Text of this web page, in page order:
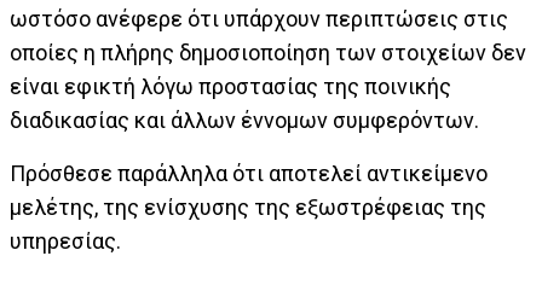
ωστόσο ανέφερε ότι υπάρχουν περιπτώσεις στις
οποίες η πλήρης δημοσιοποίηση των στοιχείων δεν
είναι εφικτή λόγω προστασίας της ποινικής
διαδικασίας και άλλων έννομων συμφερόντων.
Πρόσθεσε παράλληλα ότι αποτελεί αντικείμενο
μελέτης, της ενίσχυσης της εξωστρέφειας της
υπηρεσίας.